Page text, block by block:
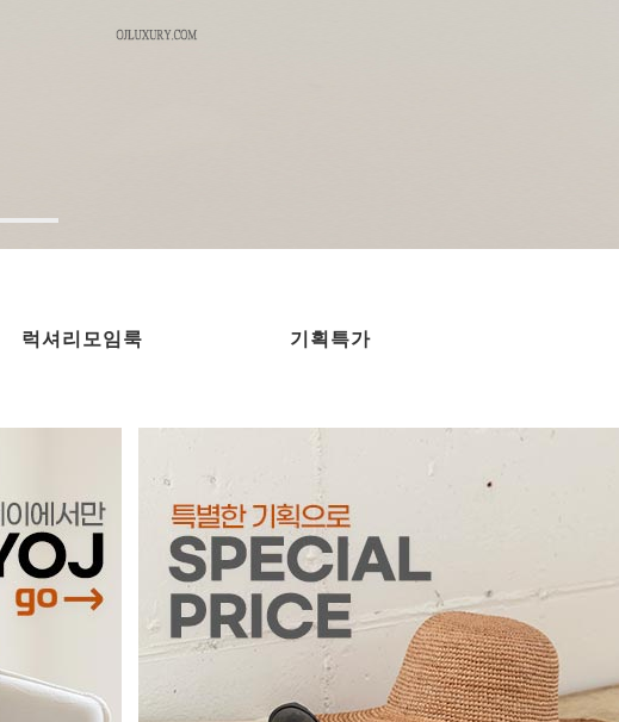
럭셔리모임룩 기획특가